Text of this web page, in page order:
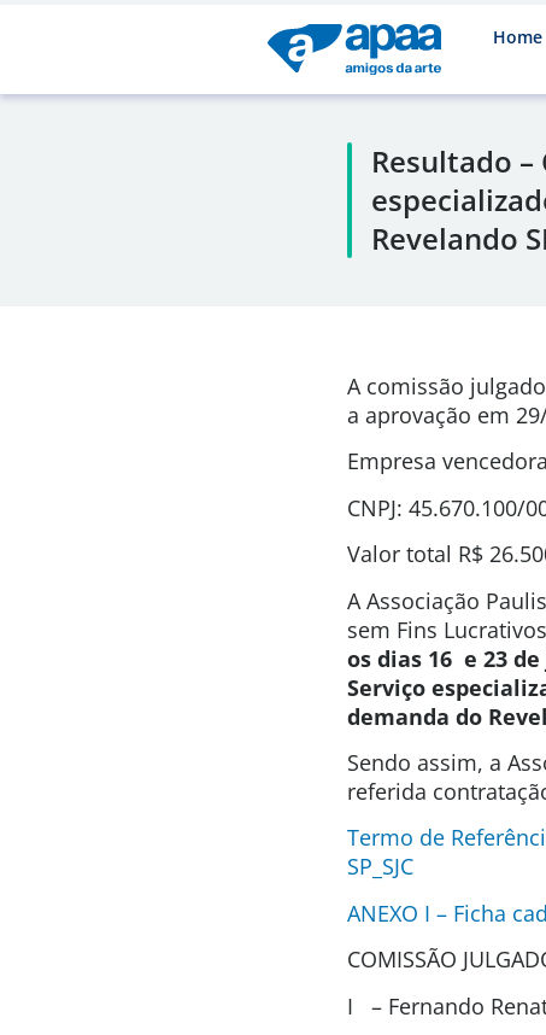
Home
Resultado –
Revelando
A comissão
a aprovação em
Empresa
CNPJ: 45.670.100/
Valor total R$
A Associação
sem Fins
os dias 16 e 23
Serviço
demanda do
Sendo assim, a
referida
Termo de
SP_SJC
ANEXO I – Ficha
COMISSÃO
I – Fernando